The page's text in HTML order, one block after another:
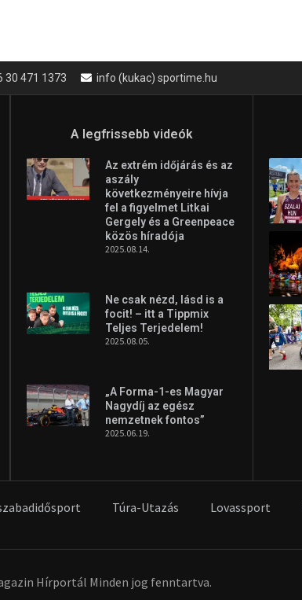
30 471 1373 info (kukac) sportime.hu
A legfrissebb videók
Az extrém időjárás és az
aszály
következményeire hívja
fel a figyelmet Litkai
Gergely és a Greenpeace
közös híradója
2025.08.14.
Ne csak nézd, lásd is a
focit! – itt a Tippmix
Teljes Terjedelem!
2025.08.05.
„A Forma-1-es Magyar
Nagydíj az egész
nemzetnek fontos”
2025.06.19.
Túra-Utazás Lovassport
Hírportál Minden jog fenntartva.